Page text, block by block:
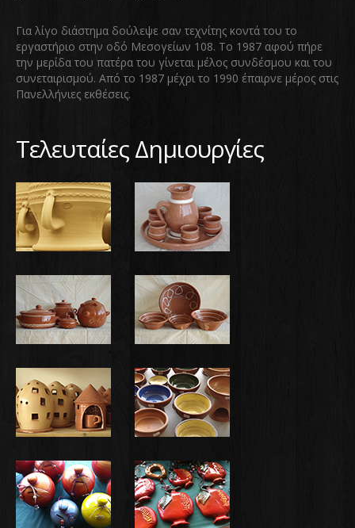
Για λίγο διάστημα δούλεψε σαν τεχνίτης κοντά του το
εργαστήριο στην οδό Μεσογείων 108. Το 1987 αφού πήρε
την μερίδα του πατέρα του γίνεται μέλος συνδέσμου και του
συνεταιρισμού. Από το 1987 μέχρι το 1990 έπαιρνε μέρος στις
Πανελλήνιες εκθέσεις.
Τελευταίες Δημιουργίες